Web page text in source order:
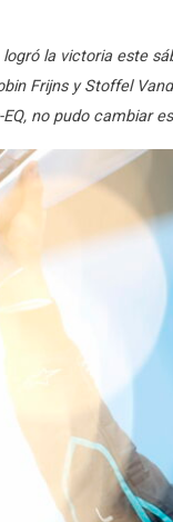
la victoria este
Frijns y Stoffel
no pudo cambiar